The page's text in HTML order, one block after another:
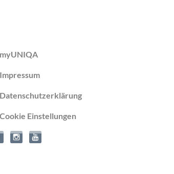
myUNIQA
Impressum
Datenschutzerklärung
Cookie Einstellungen